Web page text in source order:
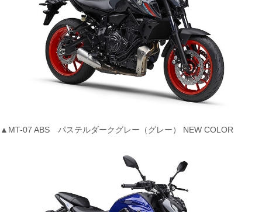
▲MT-07 ABS パステルダークグレー（グレー） NEW COLOR